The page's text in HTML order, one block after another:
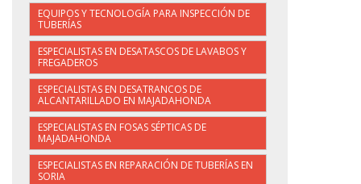
EQUIPOS Y TECNOLOGÍA PARA INSPECCIÓN DE
TUBERÍAS
ESPECIALISTAS EN DESATASCOS DE LAVABOS Y
FREGADEROS
ESPECIALISTAS EN DESATRANCOS DE
ALCANTARILLADO EN MAJADAHONDA
ESPECIALISTAS EN FOSAS SÉPTICAS DE
MAJADAHONDA
ESPECIALISTAS EN REPARACIÓN DE TUBERÍAS EN
SORIA